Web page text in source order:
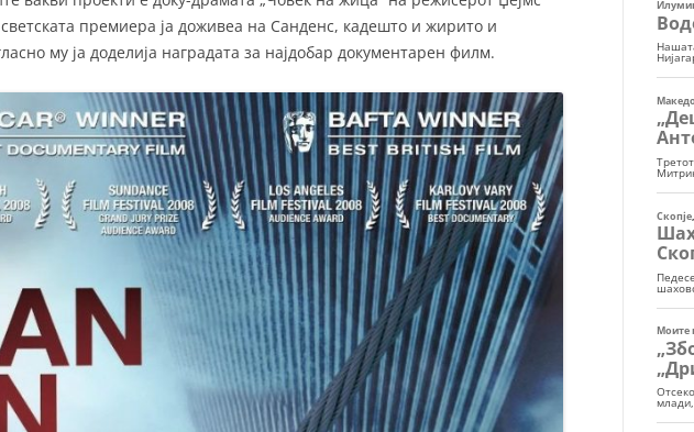
премиера ја доживеа на Санденс, кадешто и жирито и
му ја доделија наградата за најдобар документарен филм.